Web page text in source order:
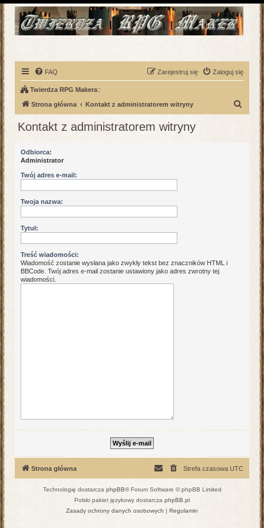
FAQ Zaloguj się
Zarejestruj się
Twierdza RPG Makera::
Strona główna Kontakt z administratorem witryny
Kontakt z administratorem witryny
Odbiorca:
Administrator
Twój adres e-mail:
Twoja nazwa:
Tytuł:
Treść wiadomości:
Wiadomość zostanie wysłana jako zwykły tekst bez znaczników HTML i
BBCode. Twój adres e-mail zostanie ustawiony jako adres zwrotny tej
wiadomości.
Strona główna Strefa czasowa UTC
Technologię dostarcza phpBB® Forum Software © phpBB Limited
Polski pakiet językowy dostarcza phpBB.pl
Zasady ochrony danych osobowych | Regulamin